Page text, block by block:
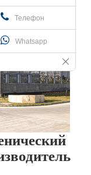
Телефон
Whatsapp